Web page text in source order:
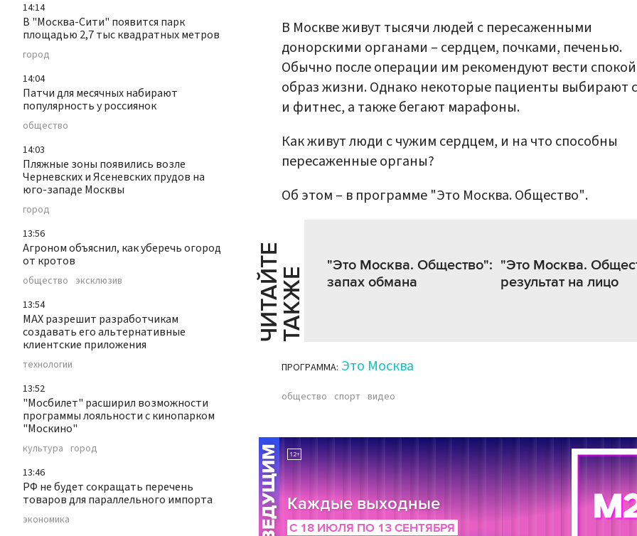
14:14
В "Москва-Сити" появится парк
площадью 2,7 тыс квадратных метров
город
14:04
Патчи для месячных набирают
популярность у россиянок
общество
14:03
Пляжные зоны появились возле
Черневских и Ясеневских прудов на
юго-западе Москвы
город
13:56
Агроном объяснил, как уберечь огород
от кротов
общество эксклюзив
13:54
MAX разрешит разработчикам
создавать его альтернативные
клиентские приложения
технологии
13:52
"Мосбилет" расширил возможности
программы лояльности с кинопарком
"Москино"
культура город
13:46
РФ не будет сокращать перечень
товаров для параллельного импорта
экономика
В Москве живут тысячи людей с пересаженными
донорскими органами – сердцем, почками, печенью.
Обычно после операции им рекомендуют вести
образ жизни. Однако некоторые пациенты выбирают
и фитнес, а также бегают марафоны.
Как живут люди с чужим сердцем, и на что способны
пересаженные органы?
Об этом – в программе "Это Москва. Общество".
Ч
И
Т
АЙ
Т
Е
Т
А
К
ЖЕ
"Это Москва. Общество":
запах обмана
"Это Москва.
результат на лицо
ПРОГРАММА: Это Москва
общество спорт видео